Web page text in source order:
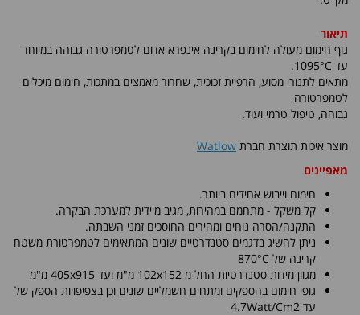
תיאור
גוף חימום מעולה לחימום בקרינה אינפרא אדום לטמפרטורה גבוהה במיוחד
עד 1095°C.
מתאים לתנורי מסוע, הרפיית זכוכית, שחרור מאמצים במתכות, חימום מיכלים
לטמפרטורה
גבוהה, טיפול טרמי ועוד.
מוצר איכות תוצרת חברת Watlow
מאפיינים
חימום וייבוש אחידים ביותר.
קל משקל - מתחמם במהירות, מגיב מיידית למערכת הבקרה.
התקנה/הסרה נוחים ומהירים החוסכים זמני השבתה.
ניתן להשיג בדגמים סטנדרטיים שונים המתאימים לטמפרטורת משטח
קרינה של 870°C
מגוון מידות סטנדרטיות החל מ 102x152 מ"מ ועד 405x915 מ"מ
גופי חימום בהספקים ומתחים חשמליים שונים וכן בצפיפויות הספק של
עד 4.7Watt/Cm2